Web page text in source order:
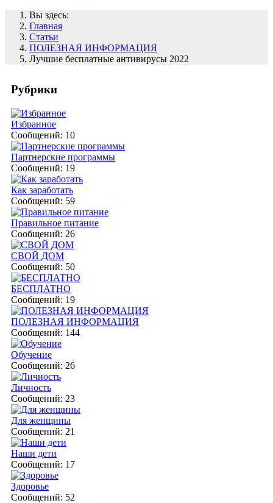
Вы здесь:
Главная
Статьи
ПОЛЕЗНАЯ ИНФОРМАЦИЯ
Лучшие бесплатные антивирусы 2022
Рубрики
Избранное
Сообщений: 10
Партнерские программы
Сообщений: 19
Как заработать
Сообщений: 59
Правильное питание
Сообщений: 26
СВОЙ ДОМ
Сообщений: 50
БЕСПЛАТНО
Сообщений: 19
ПОЛЕЗНАЯ ИНФОРМАЦИЯ
Сообщений: 144
Обучение
Сообщений: 26
Личность
Сообщений: 23
Для женщины
Сообщений: 21
Наши дети
Сообщений: 17
Здоровье
Сообщений: 52